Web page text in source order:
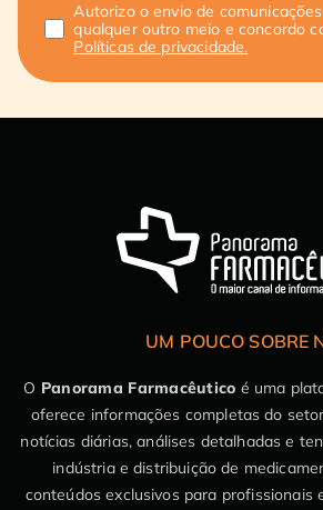
Autorizo o envio de
qualquer outro meio e concordo
Políticas de privacidade.
UM POUCO SOBRE
O Panorama Farmacêutico é uma
oferece informações completas do
notícias diárias, análises detalhadas e
indústria e distribuição de
conteúdos exclusivos para profissionais